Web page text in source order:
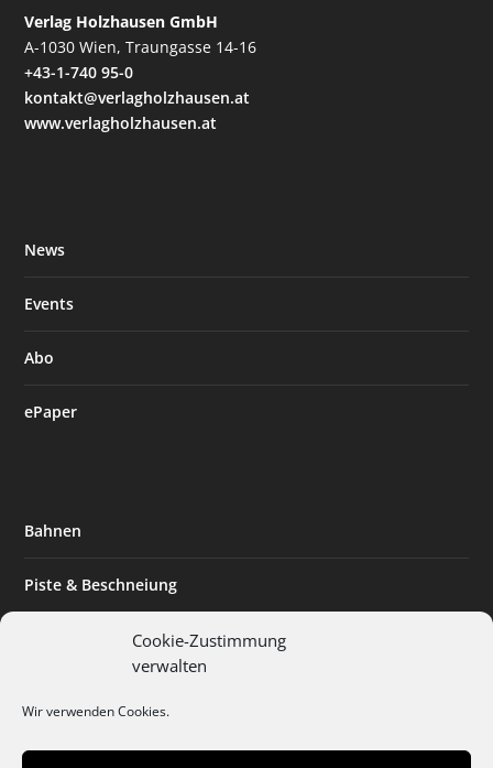
Cookie-Zustimmung
verwalten
Wir verwenden Cookies.
Verlag Holzhausen GmbH
A-1030 Wien, Traungasse 14-16
+43-1-740 95-0
kontakt@verlagholzhausen.at
www.verlagholzhausen.at
News
Events
Abo
ePaper
Bahnen
Piste & Beschneiung
Expertise & Technik